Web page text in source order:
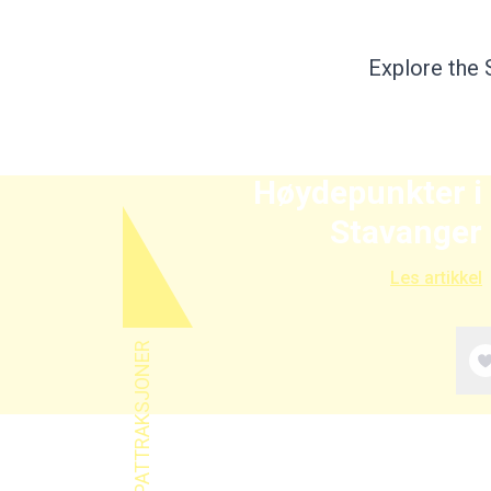
Explore the
TOPPATTRAKSJONER
Høydepunkter i
Stavanger
Les artikkel